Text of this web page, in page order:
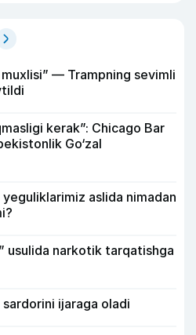
— Trampning sevimli
kerak”: Chicago Bar
Go‘zal
aslida nimadan
usulida narkotik tarqatishga
sardorini ijaraga oladi